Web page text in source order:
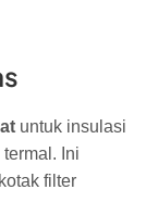
untuk insulasi
Ini
filter